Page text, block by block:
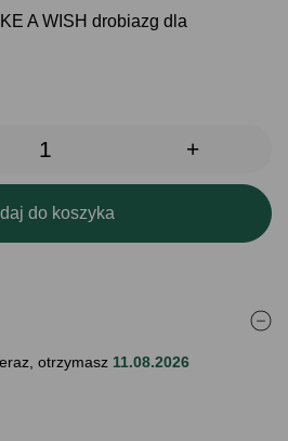
A WISH drobiazg dla
+
do koszyka
otrzymasz 11.08.2026